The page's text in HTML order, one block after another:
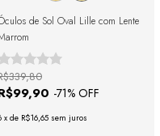
de Sol Oval Lille com Lente
-71% OFF
x de R$16,65 sem juros